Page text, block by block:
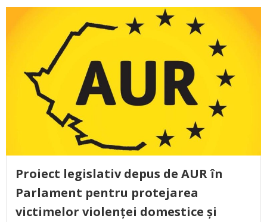
Proiect legislativ depus de AUR în
Parlament pentru protejarea
victimelor violenței domestice și